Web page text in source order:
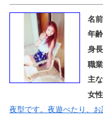
名
年
身
職
主
女
夜型です。夜遊べたり、